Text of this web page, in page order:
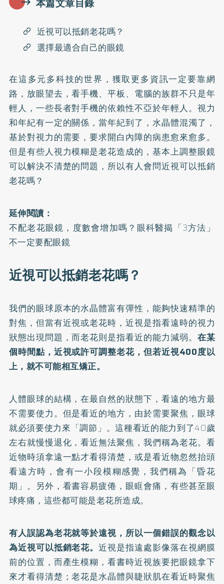
本篇文章目錄
近視可以抵銷老花嗎？
選擇最適合自己的眼鏡
在這多元多科技的世界，獲取更多資訊一定要靠網
路，放眼望去，看手機、平板、電腦的族群不只是年
輕人，一些長者對手機的依賴性不亞於年輕人。視力
和年紀有一定的關係，當年紀到了，水晶體混濁了，
基於對視力的需要，要求開白內障的病患愈來愈多。
但是有些人視力模糊是老花造成的，基本上調整眼鏡
可以解決不清楚的問題，所以有人會問近視可以抵銷
老花嗎？
延伸閱讀：
不配老花眼鏡，度數會增加嗎？眼科醫揭「3方法」
不一定要配眼鏡
近視可以抵銷老花嗎？
我們的眼球原本的水晶體富有彈性，能夠快速精準的
對焦，但當有近視或老花時，近視是指看遠時的視力
狀態出現問題，而老花則是指看近的能力減弱。 在某
個時間點，近視或許可調整老花，但若近視400度以
上，就不可能相互矯正。
人體眼球的結構，在最自然的狀態下，看遠的地方最
不需要使力。但是看近的地方，由於需要聚焦，眼球
就必須要使力來「調節」。這種看近的能力到了40歲
左右就慢慢退化，看近無法聚焦，我們稱為老花。看
近物時須拿遠一點才看得清楚，或是看近物忽然抬頭
看遠方時，會有一小段模糊感覺，我們稱為「昏花
期」。另外，看書容易疲倦，眼眶會痛，有些甚至眼
球疼痛，這些都可能是老花所造成。
有人誤認為老花就等於遠視，所以一個錯誤的觀念以
為近視可以抵銷老花。近視是指遠處影像落在視網膜
前的位置，而產生模糊，看書時近視族要把眼鏡拿下
來才看得清楚；老花是水晶體與睫狀肌在看近時聚焦